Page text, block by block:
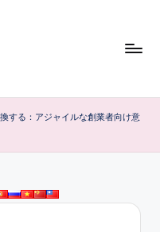
する：アジャイルな創業者向け意